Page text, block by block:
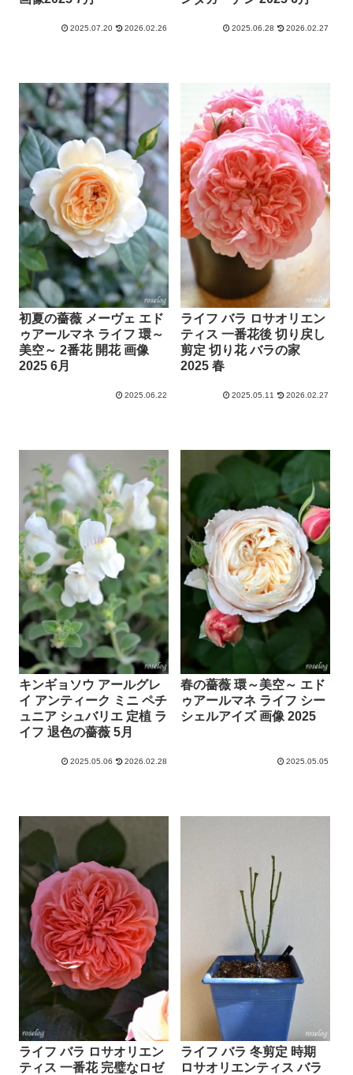
2025.07.20 2026.02.26 2025.06.28 2026.02.27
初夏の薔薇 メーヴェ エド
ゥアールマネ ライフ 環～
美空～ 2番花 開花 画像
2025 6月
2025.06.22
ライフ バラ ロサオリエン
ティス 一番花後 切り戻し
剪定 切り花 バラの家
2025 春
2025.05.11 2026.02.27
キンギョソウ アールグレ
イ アンティーク ミニ ペチ
ュニア シュバリエ 定植 ラ
イフ 退色の薔薇 5月
2025.05.06 2026.02.28
春の薔薇 環～美空～ エド
ゥアールマネ ライフ シー
シェルアイズ 画像 2025
2025.05.05
ライフ バラ ロサオリエン
ティス 一番花 完璧なロゼ
ライフ バラ 冬剪定 時期
ロサオリエンティス バラ